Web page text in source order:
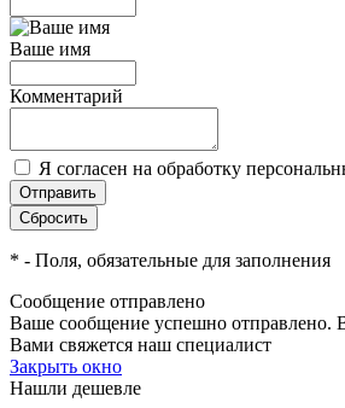
Ваше имя
Комментарий
Я согласен на обработку
* - Поля, обязательные для заполнения
Сообщение отправлено
Ваше сообщение успешно отправлено.
Вами свяжется наш специалист
Закрыть окно
Нашли дешевле